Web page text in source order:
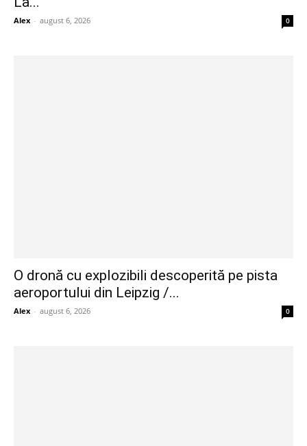
Alex - august 6, 2026 0
O dronă cu explozibili descoperită pe pista
aeroportului din Leipzig /...
Alex - august 6, 2026 0